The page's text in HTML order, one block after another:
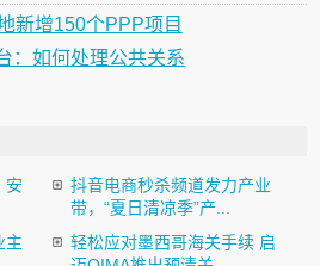
新增150个PPP项目
：如何处理公共关系
安
抖音电商秒杀频道发力产业
带，“夏日清凉季”产...
主
轻松应对墨西哥海关手续 启